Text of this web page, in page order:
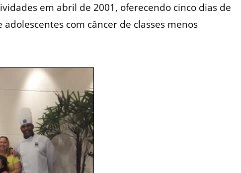
em abril de 2001, oferecendo cinco dias de
com câncer de classes menos